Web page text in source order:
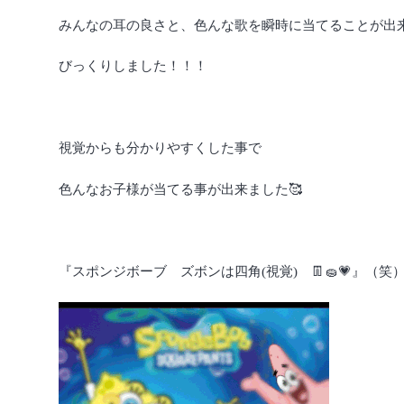
みんなの耳の良さと、色んな歌を瞬時に当てることが出
びっくりしました！！！
視覚からも分かりやすくした事で
色んなお子様が当てる事が出来ました🥰
『スポンジボーブ ズボンは四角(視覚) 👖🧽💗』（笑）